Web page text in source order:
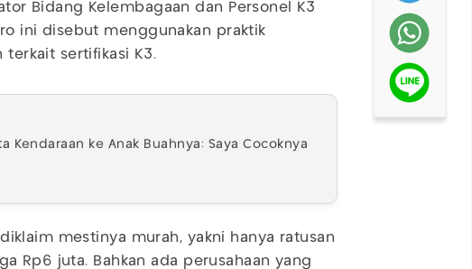
Bidang Kelembagaan dan Personel K3
ini disebut menggunakan praktik
terkait sertifikasi K3.
Kendaraan ke Anak Buahnya: Saya Cocoknya
mestinya murah, yakni hanya ratusan
Rp6 juta. Bahkan ada perusahaan yang